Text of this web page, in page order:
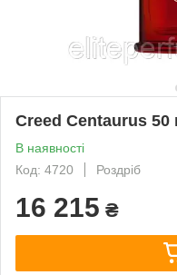
Creed Centaurus 50
В наявності
Код: 4720
Роздріб
16 215 ₴